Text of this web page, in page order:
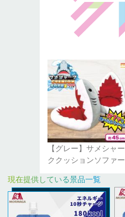
【グレー】サメシャー
ククッションソファー
現在提供している景品一覧